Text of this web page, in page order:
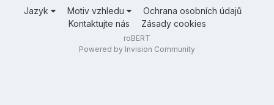
Jazyk Motiv vzhledu
Ochrana osobních údajů
Kontaktujte nás
Zásady cookies
roBERT
Powered by Invision Community